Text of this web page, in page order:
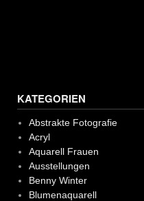
KATEGORIEN
Abstrakte Fotografie
Acryl
Aquarell Frauen
Ausstellungen
Benny Winter
Blumenaquarell